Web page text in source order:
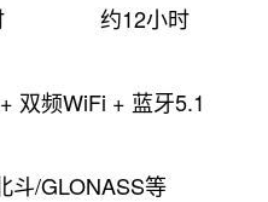
约12小时
双频WiFi + 蓝牙5.1
斗/GLONASS等